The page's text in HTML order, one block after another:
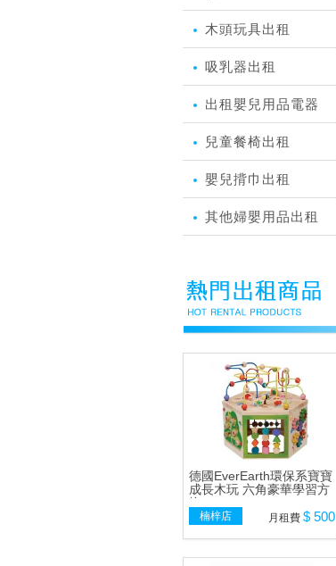
木頭玩具出租
吸乳器出租
出租嬰兒用品電器
兒童餐椅出租
嬰兒揹巾出租
其他婦嬰用品出租
德國EverEarth環保系寶寶
成長木玩 六角豪華學習方
塊
楠梓店 月租費 $ 500